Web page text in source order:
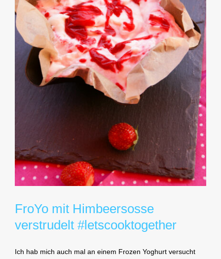
FroYo mit Himbeersosse
verstrudelt #letscooktogether
Ich hab mich auch mal an einem Frozen Yoghurt versucht